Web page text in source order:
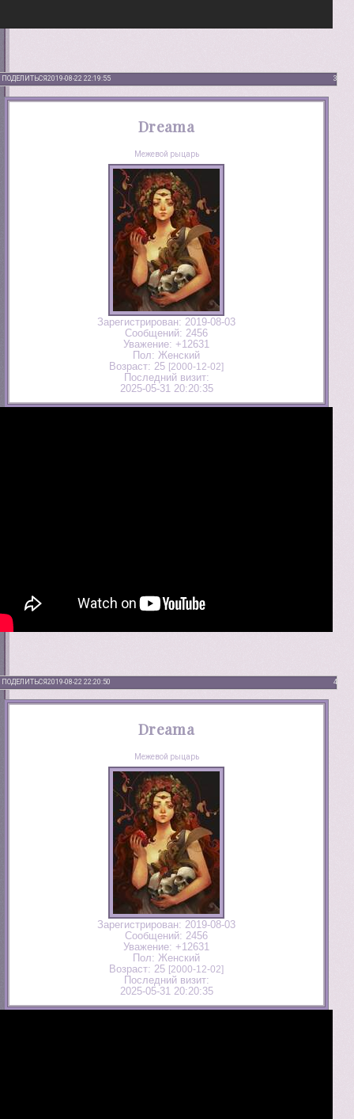
ПОДЕЛИТЬСЯ 3
2019-08-22 22:19:55
Dreama
Межевой рыцарь
Зарегистрирован: 2019-08-03
Сообщений: 2456
Уважение: +12631
Пол: Женский
Возраст: 25 [2000-12-02]
Последний визит:
2025-05-31 20:20:35
ПОДЕЛИТЬСЯ 4
2019-08-22 22:20:50
Dreama
Межевой рыцарь
Зарегистрирован: 2019-08-03
Сообщений: 2456
Уважение: +12631
Пол: Женский
Возраст: 25 [2000-12-02]
Последний визит:
2025-05-31 20:20:35